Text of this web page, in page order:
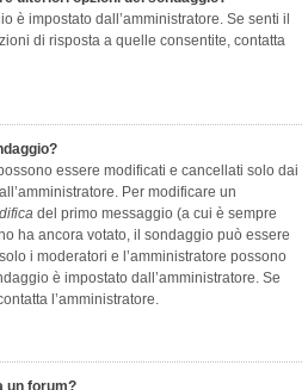
è impostato dall’amministratore. Se senti il
di risposta a quelle consentite, contatta
essere modificati e cancellati solo dai
Per modificare un
del primo messaggio (a cui è sempre
ha ancora votato, il sondaggio può essere
i moderatori e l’amministratore possono
è impostato dall’amministratore. Se
l’amministratore.
un forum?